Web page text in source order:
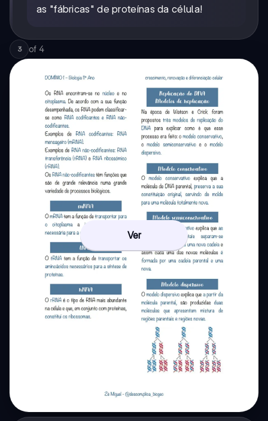
as "fábricas" de proteínas da célula!
3 of 4
Ver